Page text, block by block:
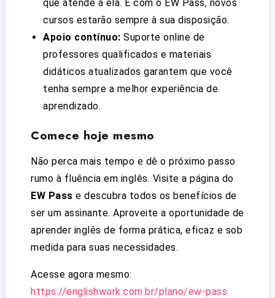
que atende a ela. E com o EW Pass, novos
cursos estarão sempre à sua disposição.
Apoio contínuo: Suporte online de
professores qualificados e materiais
didáticos atualizados garantem que você
tenha sempre a melhor experiência de
aprendizado.
Comece hoje mesmo
Não perca mais tempo e dê o próximo passo
rumo à fluência em inglês. Visite a página do
EW Pass e descubra todos os benefícios de
ser um assinante. Aproveite a oportunidade de
aprender inglês de forma prática, eficaz e sob
medida para suas necessidades.
Acesse agora mesmo:
https://englishwork.com.br/plano/ew-pass